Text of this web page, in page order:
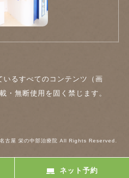
いるすべてのコンテンツ（画
・無断使用を固く禁じます。
古屋 栄の中部治療院 All Rights Reserved.
ネット予約